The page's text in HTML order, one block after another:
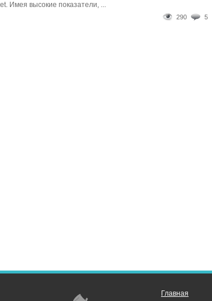
Имея высокие показатели, ...
290 5
Главная